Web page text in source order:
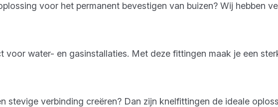
voor het permanent bevestigen van buizen? Wij hebben
voor water- en gasinstallaties. Met deze fittingen maak je een
stevige verbinding creëren? Dan zijn knelfittingen de ideale